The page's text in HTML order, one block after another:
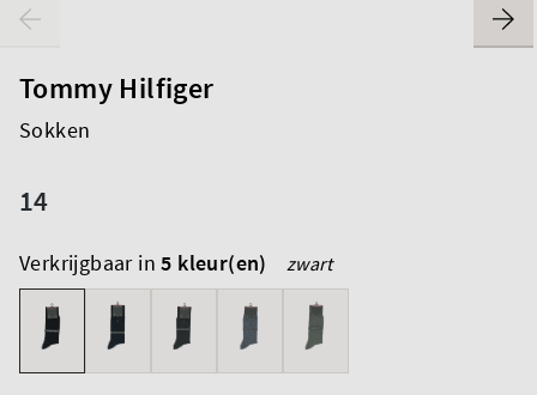
Tommy Hilfiger
Sokken
14
Verkrijgbaar in5 kleur(en) zwart